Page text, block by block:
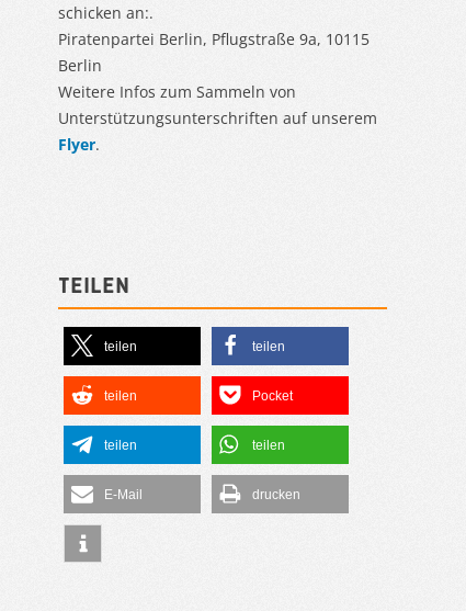
schicken an:.
Piratenpartei Berlin, Pflugstraße 9a, 10115
Berlin
Weitere Infos zum Sammeln von
Unterstützungsunterschriften auf unserem
Flyer.
Teilen
teilen teilen
teilen Pocket
teilen teilen
E-Mail drucken